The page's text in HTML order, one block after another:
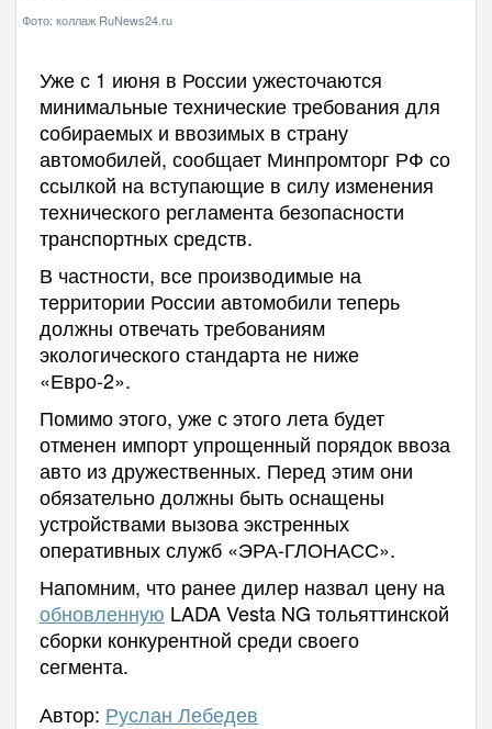
Фото: коллаж RuNews24.ru
Уже с 1 июня в России ужесточаются
минимальные технические требования для
собираемых и ввозимых в страну
автомобилей, сообщает Минпромторг РФ со
ссылкой на вступающие в силу изменения
технического регламента безопасности
транспортных средств.
В частности, все производимые на
территории России автомобили теперь
должны отвечать требованиям
экологического стандарта не ниже
«Евро-2».
Помимо этого, уже с этого лета будет
отменен импорт упрощенный порядок ввоза
авто из дружественных. Перед этим они
обязательно должны быть оснащены
устройствами вызова экстренных
оперативных служб «ЭРА-ГЛОНАСС».
Напомним, что ранее дилер назвал цену на
обновленную LADA Vesta NG тольяттинской
сборки конкурентной среди своего
сегмента.
Автор: Руслан Лебедев